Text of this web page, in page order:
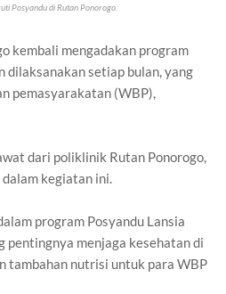
Posyandu di Rutan Ponorogo.
kembali mengadakan program
dilaksanakan setiap bulan, yang
pemasyarakatan (WBP),
dari poliklinik Rutan Ponorogo,
kegiatan ini.
program Posyandu Lansia
menjaga kesehatan di
tambahan nutrisi untuk para WBP